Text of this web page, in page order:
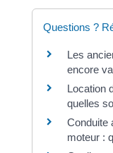
Questions ?
Les
encore
Location
quelles
Conduite
moteur :